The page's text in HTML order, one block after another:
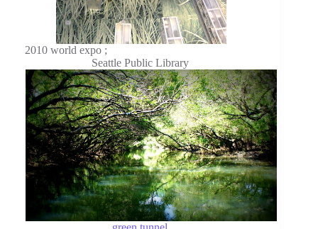
2010 world expo ;
Seattle Public Library